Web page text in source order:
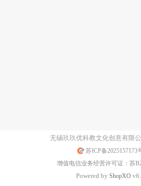
无锡玖玖优科教文化创意有限
苏ICP备2025157173
增值电信业务经营许可证：苏
Powered by ShopXO